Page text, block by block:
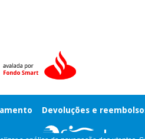
Devoluções e